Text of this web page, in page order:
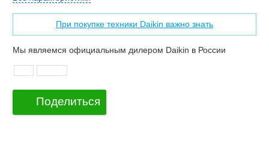
При покупке техники Daikin важно знать
Мы являемся официальным дилером Daikin в России
Поделиться